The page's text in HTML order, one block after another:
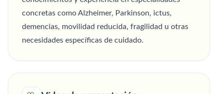
concretas como Alzheimer, Parkinson, ictus,
demencias, movilidad reducida, fragilidad u otras
necesidades específicas de cuidado.